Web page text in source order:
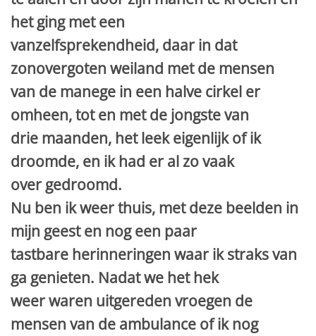
het ging met een
vanzelfsprekendheid, daar in dat
zonovergoten weiland met de mensen
van de manege in een halve cirkel er
omheen, tot en met de jongste van
drie maanden, het leek eigenlijk of ik
droomde, en ik had er al zo vaak
over gedroomd.
Nu ben ik weer thuis, met deze beelden in
mijn geest en nog een paar
tastbare herinneringen waar ik straks van
ga genieten. Nadat we het hek
weer waren uitgereden vroegen de
mensen van de ambulance of ik nog